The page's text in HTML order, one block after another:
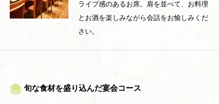
ライブ感のあるお席。肩を並べて、お料理
とお酒を楽しみながら会話をお愉しみくだ
さい。
旬な食材を盛り込んだ宴会コース